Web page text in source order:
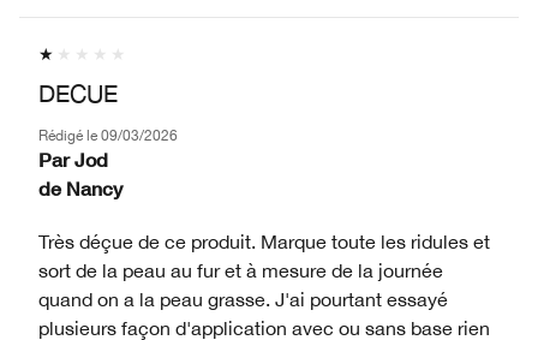
DECUE
Rédigé le 09/03/2026
Par Jod
de Nancy
Très déçue de ce produit. Marque toute les ridules et
sort de la peau au fur et à mesure de la journée
quand on a la peau grasse. J'ai pourtant essayé
plusieurs façon d'application avec ou sans base rien